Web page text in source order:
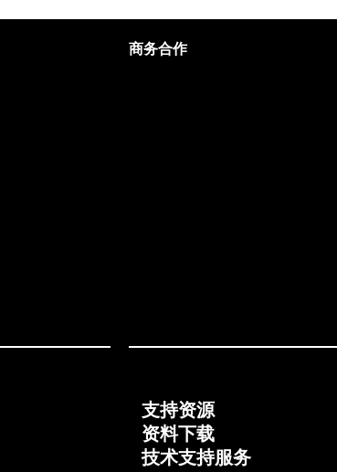
商务合作
支持资源
资料下载
技术支持服务